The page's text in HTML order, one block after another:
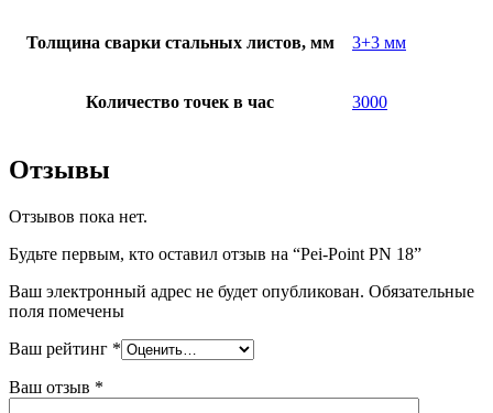
Толщина сварки стальных листов, мм 3+3 мм
Количество точек в час 3000
Отзывы
Отзывов пока нет.
Будьте первым, кто оставил отзыв на “Pei-Point PN 18”
Ваш электронный адрес не будет опубликован. Обязательные
поля помечены
Ваш рейтинг *
Ваш отзыв *